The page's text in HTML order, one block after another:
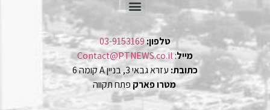
טלפון:03-9153169
מייל:
Contact@PTNEWS.co.il
כתובת: עזרא גבאי 3, בניין A קומה 6
מטרו פארק פתח תקווה